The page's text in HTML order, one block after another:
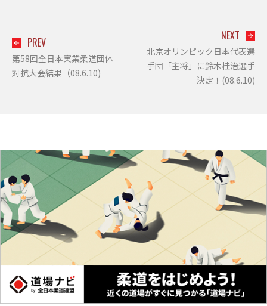
PREV
第58回全日本実業柔道団体
対抗大会結果（08.6.10)
NEXT
北京オリンピック日本代表選
手団「主将」に鈴木桂治選手
決定！(08.6.10)